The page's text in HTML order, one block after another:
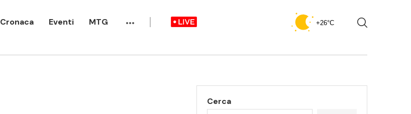
Cronaca Eventi MTG ... +26°C
Cerca